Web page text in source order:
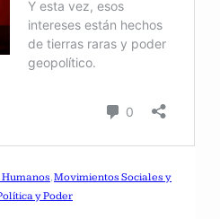
, Movimientos Sociales y
y Poder